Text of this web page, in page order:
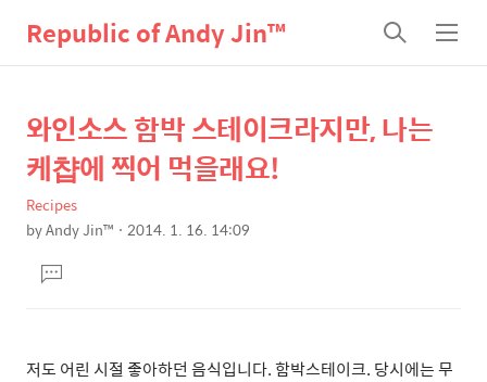
Republic of Andy Jin™
검
색
메
뉴
상
세
컨
텐
본
문
제
목
와인소스 함박 스테이크라지만, 나는
케챱에 찍어 먹을래요!
Recipes
byAndy Jin™ 2014. 1. 16. 14:09
문댓
글
저도 어린 시절 좋아하던 음식입니다. 함박스테이크. 당시에는 무